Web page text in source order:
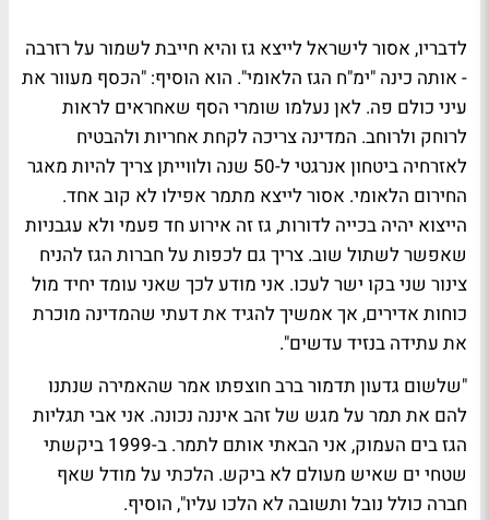
לדבריו, אסור לישראל לייצא גז והיא חייבת לשמור על רזרבה
- אותה כינה "ימ"ח הגז הלאומי". הוא הוסיף: "הכסף מעוור את
עיני כולם פה. לאן נעלמו שומרי הסף שאחראים לראות
לרוחק ולרוחב. המדינה צריכה לקחת אחריות ולהבטיח
לאזרחיה ביטחון אנרגטי ל-50 שנה ולווייתן צריך להיות מאגר
החירום הלאומי. אסור לייצא מתמר אפילו לא קוב אחד.
הייצוא יהיה בכייה לדורות, גז זה אירוע חד פעמי ולא עגבניות
שאפשר לשתול שוב. צריך גם לכפות על חברות הגז להניח
צינור שני בקו ישר לעכו. אני מודע לכך שאני עומד יחיד מול
כוחות אדירים, אך אמשיך להגיד את דעתי שהמדינה מוכרת
את עתידה בנזיד עדשים".
"שלשום גדעון תדמור ברב חוצפתו אמר שהאמירה שנתנו
להם את תמר על מגש של זהב איננה נכונה. אני אבי תגליות
הגז בים העמוק, אני הבאתי אותם לתמר. ב-1999 ביקשתי
שטחי ים שאיש מעולם לא ביקש. הלכתי על מודל שאף
חברה כולל נובל ותשובה לא הלכו עליו", הוסיף.